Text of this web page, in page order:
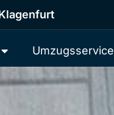
Umzugsservice